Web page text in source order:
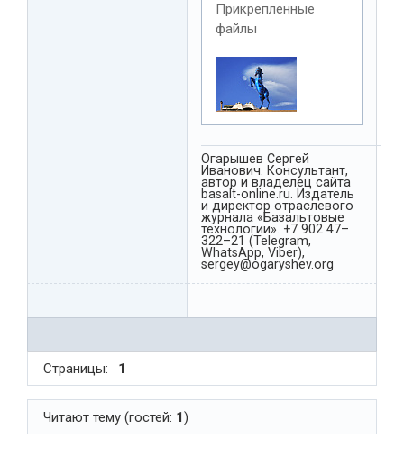
Прикрепленные
файлы
Огарышев Сергей
Иванович. Консультант,
автор и владелец сайта
basalt-online.ru. Издатель
и директор отраслевого
журнала «Базальтовые
технологии». +7 902 47–
322–21 (Telegram,
WhatsApp, Viber),
sergey@ogaryshev.org
Страницы: 1
Читают тему (гостей: 1)